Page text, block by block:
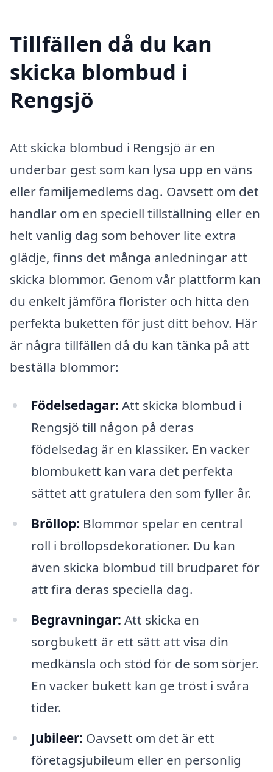
Tillfällen då du kan
skicka blombud i
Rengsjö
Att skicka blombud i Rengsjö är en
underbar gest som kan lysa upp en väns
eller familjemedlems dag. Oavsett om det
handlar om en speciell tillställning eller en
helt vanlig dag som behöver lite extra
glädje, finns det många anledningar att
skicka blommor. Genom vår plattform kan
du enkelt jämföra florister och hitta den
perfekta buketten för just ditt behov. Här
är några tillfällen då du kan tänka på att
beställa blommor:
Födelsedagar: Att skicka blombud i
Rengsjö till någon på deras
födelsedag är en klassiker. En vacker
blombukett kan vara det perfekta
sättet att gratulera den som fyller år.
Bröllop: Blommor spelar en central
roll i bröllopsdekorationer. Du kan
även skicka blombud till brudparet för
att fira deras speciella dag.
Begravningar: Att skicka en
sorgbukett är ett sätt att visa din
medkänsla och stöd för de som sörjer.
En vacker bukett kan ge tröst i svåra
tider.
Jubileer: Oavsett om det är ett
företagsjubileum eller en personlig